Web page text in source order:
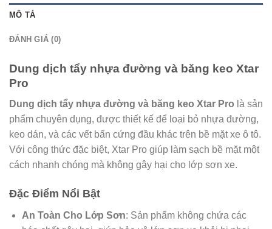
MÔ TẢ
ĐÁNH GIÁ (0)
Dung dịch tẩy nhựa đường và băng keo Xtar
Pro
Dung dịch tẩy nhựa đường và băng keo Xtar Pro là sản
phẩm chuyên dụng, được thiết kế để loại bỏ nhựa đường,
keo dán, và các vết bẩn cứng đầu khác trên bề mặt xe ô tô.
Với công thức đặc biệt, Xtar Pro giúp làm sạch bề mặt một
cách nhanh chóng mà không gây hại cho lớp sơn xe.
Đặc Điểm Nổi Bật
An Toàn Cho Lớp Sơn: Sản phẩm không chứa các